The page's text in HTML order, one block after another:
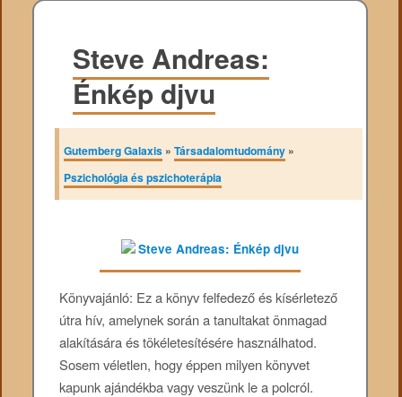
Steve Andreas:
Énkép djvu
Gutemberg Galaxis »Társadalomtudomány »
Pszichológia és pszichoterápia
Könyvajánló: Ez a könyv felfedező és kísérletező
útra hív, amelynek során a tanultakat önmagad
alakítására és tökéletesítésére használhatod.
Sosem véletlen, hogy éppen milyen könyvet
kapunk ajándékba vagy veszünk le a polcról.